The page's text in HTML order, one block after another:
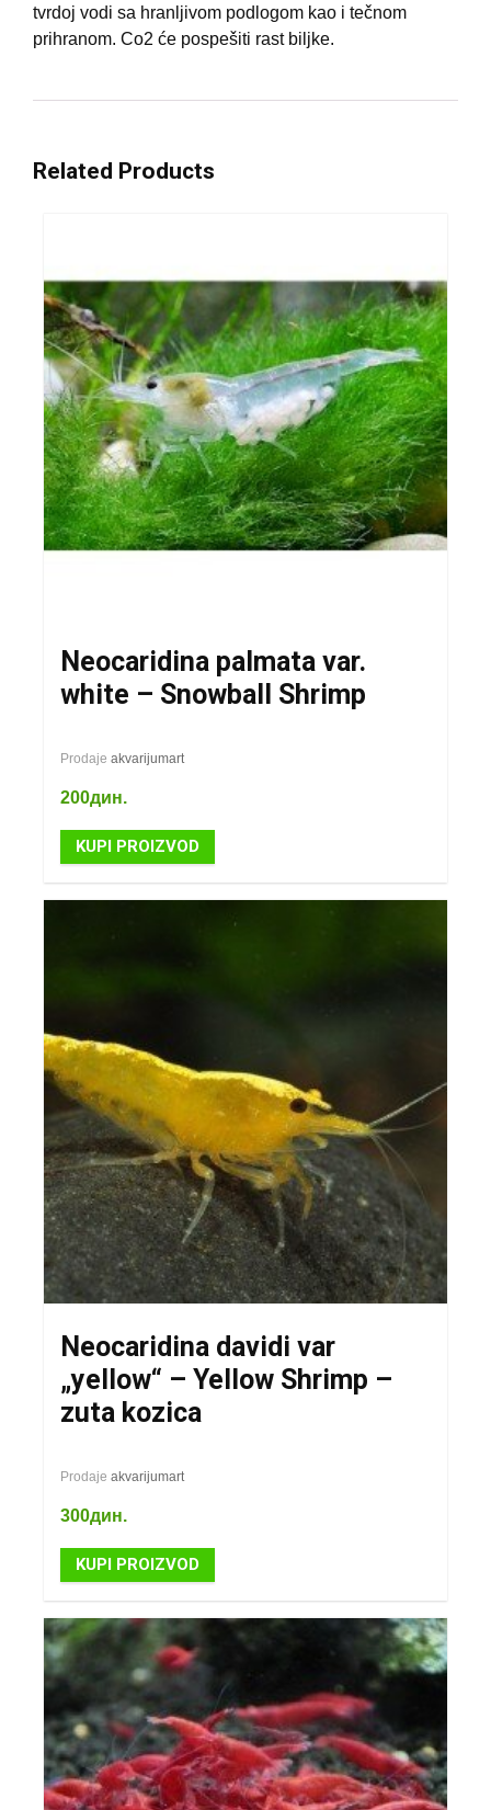
tvrdoj vodi sa hranljivom podlogom kao i tečnom
prihranom. Co2 će pospešiti rast biljke.
Related Products
Neocaridina palmata var.
white – Snowball Shrimp
Prodaje akvarijumart
200дин.
KUPI PROIZVOD
Neocaridina davidi var
„yellow“ – Yellow Shrimp –
zuta kozica
Prodaje akvarijumart
300дин.
KUPI PROIZVOD